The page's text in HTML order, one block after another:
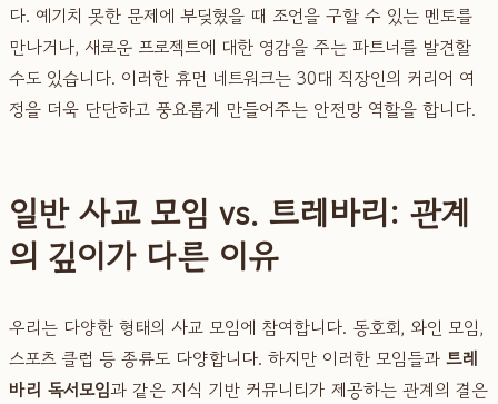
다. 예기치 못한 문제에 부딪혔을 때 조언을 구할 수 있는 멘토를
만나거나, 새로운 프로젝트에 대한 영감을 주는 파트너를 발견할
수도 있습니다. 이러한 휴먼 네트워크는 30대 직장인의 커리어 여
정을 더욱 단단하고 풍요롭게 만들어주는 안전망 역할을 합니다.
일반 사교 모임 vs. 트레바리: 관계
의 깊이가 다른 이유
우리는 다양한 형태의 사교 모임에 참여합니다. 동호회, 와인 모임,
스포츠 클럽 등 종류도 다양합니다. 하지만 이러한 모임들과 트레
바리 독서모임과 같은 지식 기반 커뮤니티가 제공하는 관계의 결은